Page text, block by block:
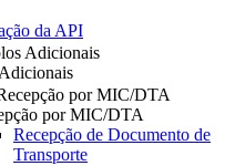
da API
Adicionais
por MIC/DTA
por MIC/DTA
Recepção de Documento de
Transporte